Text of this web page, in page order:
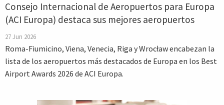
Consejo Internacional de Aeropuertos para Europa
(ACI Europa) destaca sus mejores aeropuertos
27 Jun 2026
Roma-Fiumicino, Viena, Venecia, Riga y Wrocław encabezan la
lista de los aeropuertos más destacados de Europa en los Best
Airport Awards 2026 de ACI Europa.